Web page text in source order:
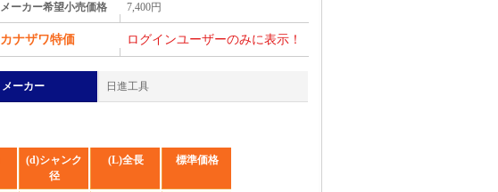
メーカー希望小売価格 7,400円
カナザワ特価 ログインユーザーのみに表示！
メーカー 日進工具
(d)シャンク
径
(L)全長 標準価格